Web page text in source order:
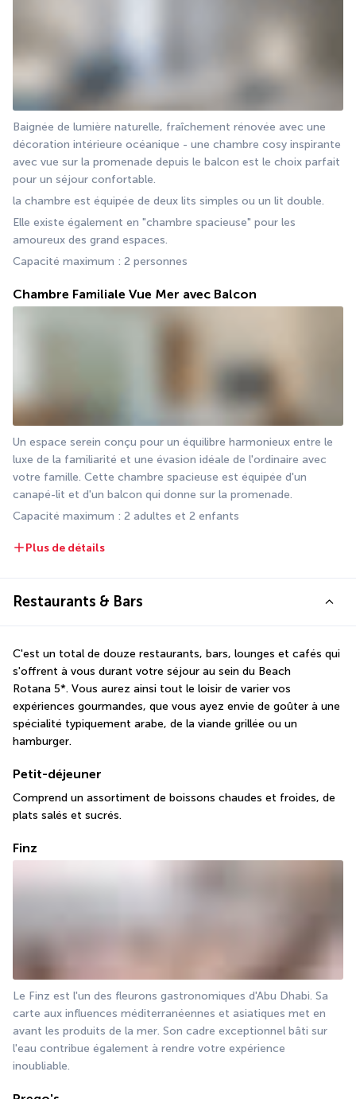
Baignée de lumière naturelle, fraîchement rénovée avec une
décoration intérieure océanique - une chambre cosy inspirante
avec vue sur la promenade depuis le balcon est le choix parfait
pour un séjour confortable.
la chambre est équipée de deux lits simples ou un lit double.
Elle existe également en "chambre spacieuse" pour les
amoureux des grand espaces.
Capacité maximum : 2 personnes
Chambre Familiale Vue Mer avec Balcon
Un espace serein conçu pour un équilibre harmonieux entre le
luxe de la familiarité et une évasion idéale de l'ordinaire avec
votre famille. Cette chambre spacieuse est équipée d'un
canapé-lit et d'un balcon qui donne sur la promenade.
Capacité maximum : 2 adultes et 2 enfants
Plus de détails
Restaurants & Bars
C'est un total de douze restaurants, bars, lounges et cafés qui
s'offrent à vous durant votre séjour au sein du Beach
Rotana 5*. Vous aurez ainsi tout le loisir de varier vos
expériences gourmandes, que vous ayez envie de goûter à une
spécialité typiquement arabe, de la viande grillée ou un
hamburger.
Petit-déjeuner
Comprend un assortiment de boissons chaudes et froides, de
plats salés et sucrés.
Finz
Le Finz est l'un des fleurons gastronomiques d'Abu Dhabi. Sa
carte aux influences méditerranéennes et asiatiques met en
avant les produits de la mer. Son cadre exceptionnel bâti sur
l'eau contribue également à rendre votre expérience
inoubliable.